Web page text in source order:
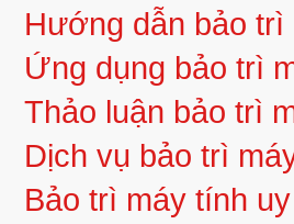
Hướng dẫn bảo trì
Ứng dụng bảo trì
Thảo luận bảo trì
Dịch vụ bảo trì
Bảo trì máy tính